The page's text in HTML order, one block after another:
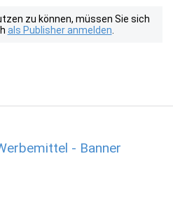
zu können, müssen Sie sich
als Publisher anmelden
- Banner